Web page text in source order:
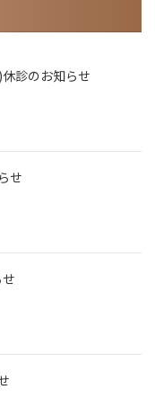
診のお知らせ
せ